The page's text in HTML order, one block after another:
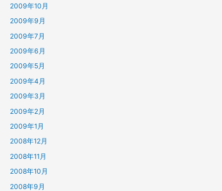
2009年10月
2009年9月
2009年7月
2009年6月
2009年5月
2009年4月
2009年3月
2009年2月
2009年1月
2008年12月
2008年11月
2008年10月
2008年9月